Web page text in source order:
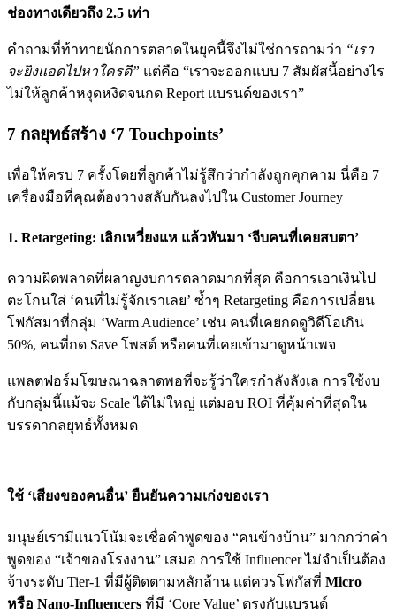
ช่องทางเดียวถึง 2.5 เท่า
คำถามที่ท้าทายนักการตลาดในยุคนี้จึงไม่ใช่การถามว่า “เรา
จะยิงแอดไปหาใครดี” แต่คือ “เราจะออกแบบ 7 สัมผัสนี้อย่างไร
ไม่ให้ลูกค้าหงุดหงิดจนกด Report แบรนด์ของเรา”
7 กลยุทธ์สร้าง ‘7 Touchpoints’
เพื่อให้ครบ 7 ครั้งโดยที่ลูกค้าไม่รู้สึกว่ากำลังถูกคุกคาม นี่คือ 7
เครื่องมือที่คุณต้องวางสลับกันลงไปใน Customer Journey
1. Retargeting: เลิกเหวี่ยงแห แล้วหันมา ‘จีบคนที่เคยสบตา’
ความผิดพลาดที่ผลาญงบการตลาดมากที่สุด คือการเอาเงินไป
ตะโกนใส่ ‘คนที่ไม่รู้จักเราเลย’ ซ้ำๆ Retargeting คือการเปลี่ยน
โฟกัสมาที่กลุ่ม ‘Warm Audience’ เช่น คนที่เคยกดดูวิดีโอเกิน
50%, คนที่กด Save โพสต์ หรือคนที่เคยเข้ามาดูหน้าเพจ
แพลตฟอร์มโฆษณาฉลาดพอที่จะรู้ว่าใครกำลังลังเล การใช้งบ
กับกลุ่มนี้แม้จะ Scale ได้ไม่ใหญ่ แต่มอบ ROI ที่คุ้มค่าที่สุดใน
บรรดากลยุทธ์ทั้งหมด
ใช้ ‘เสียงของคนอื่น’ ยืนยันความเก่งของเรา
มนุษย์เรามีแนวโน้มจะเชื่อคำพูดของ “คนข้างบ้าน” มากกว่าคำ
พูดของ “เจ้าของโรงงาน” เสมอ การใช้ Influencer ไม่จำเป็นต้อง
จ้างระดับ Tier-1 ที่มีผู้ติดตามหลักล้าน แต่ควรโฟกัสที่ Micro
หรือ Nano-Influencers ที่มี ‘Core Value’ ตรงกับแบรนด์